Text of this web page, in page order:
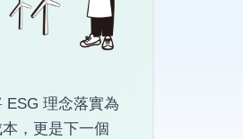
ESG 理念落實為
，更是下一個